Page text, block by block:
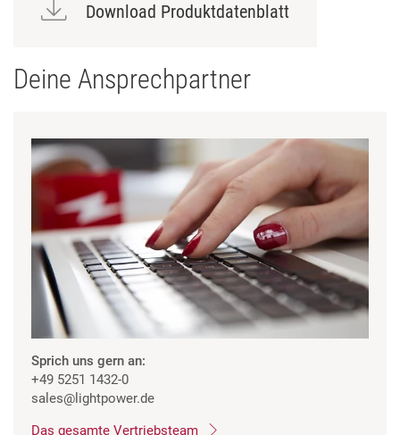
Download Produktdatenblatt
Deine Ansprechpartner
Sprich uns gern an:
+49 5251 1432-0
sales@lightpower.de
Das gesamte Vertriebsteam